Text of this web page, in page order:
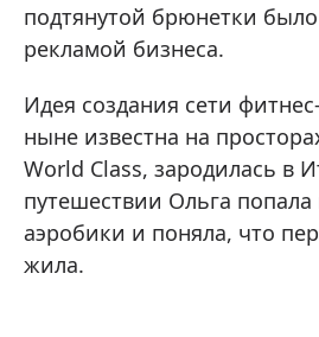
подтянутой брюнетки
рекламой бизнеса.
Идея создания сети
ныне известна на
World Сlass, зародилась в
путешествии Ольга попала
аэробики и поняла, что
жила.